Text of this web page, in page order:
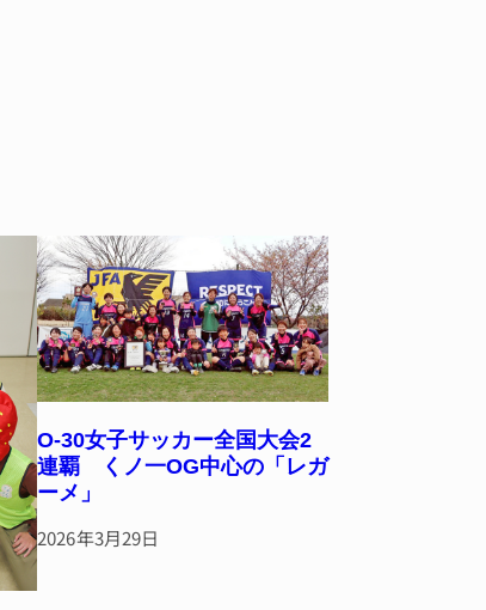
O-30女子サッカー全国大会2
連覇 くノ一OG中心の「レガ
ーメ」
2026年3月29日